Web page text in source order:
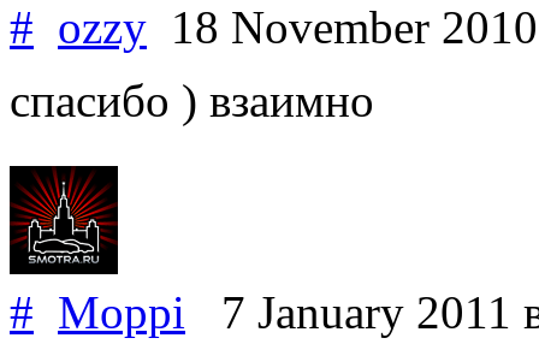
# ozzy 18 November
спасибо ) взаимно
# Moppi 7 January 2011